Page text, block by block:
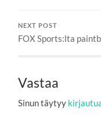
NEXT POST
FOX Sports:lta
Vastaa
Sinun täytyy